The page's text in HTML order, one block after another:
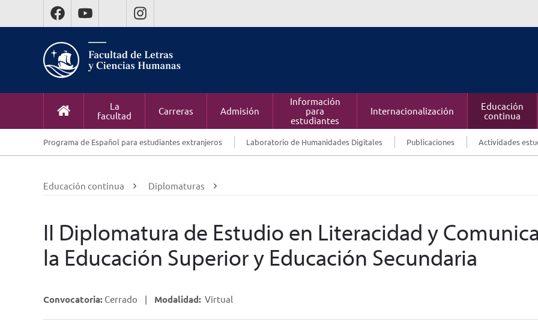
La
facultad
Carreras Admisión
Información
para
estudiantes
Internacionalización
Educación
continua
Programa de Español para estudiantes extranjeros Laboratorio de Humanidades Digitales Publicaciones Actividades
Educación continua Diplomaturas
II Diplomatura de Estudio en Literacidad y
la Educación Superior y Educación Secundaria
Convocatoria: Cerrado | Modalidad: Virtual